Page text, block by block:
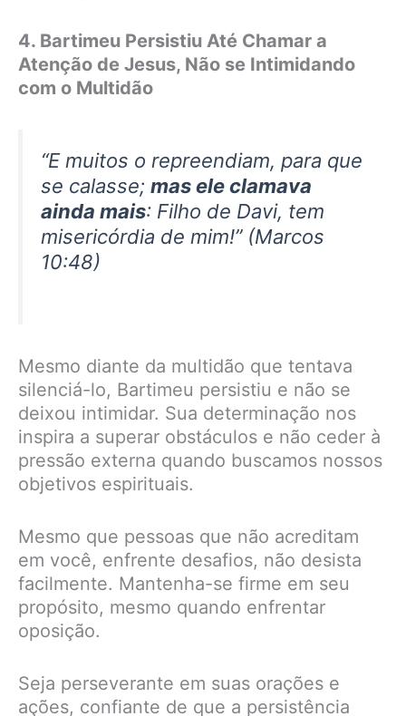
4. Bartimeu Persistiu Até Chamar a
Atenção de Jesus, Não se Intimidando
com o Multidão
“E muitos o repreendiam, para que
se calasse; mas ele clamava
ainda mais: Filho de Davi, tem
misericórdia de mim!” (Marcos
10:48)
Mesmo diante da multidão que tentava
silenciá-lo, Bartimeu persistiu e não se
deixou intimidar. Sua determinação nos
inspira a superar obstáculos e não ceder à
pressão externa quando buscamos nossos
objetivos espirituais.
Mesmo que pessoas que não acreditam
em você, enfrente desafios, não desista
facilmente. Mantenha-se firme em seu
propósito, mesmo quando enfrentar
oposição.
Seja perseverante em suas orações e
ações, confiante de que a persistência